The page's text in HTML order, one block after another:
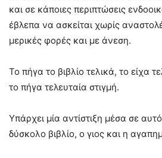
και σε κάποιες περιπτώσεις
έβλεπα να ασκείται χωρίς
μερικές φορές και με άνεση.
Το πήγα το βιβλίο τελικά, το είχα
το πήγα τελευταία στιγμή.
Υπάρχει μία αντίστιξη μέσα σε
δύσκολο βιβλίο, ο γιος και η